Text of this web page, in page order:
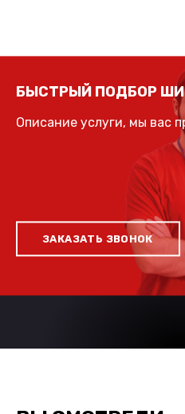
БЫСТРЫЙ ПОДБОР
Описание услуги, мы вас
ЗАКАЗАТЬ ЗВОНОК